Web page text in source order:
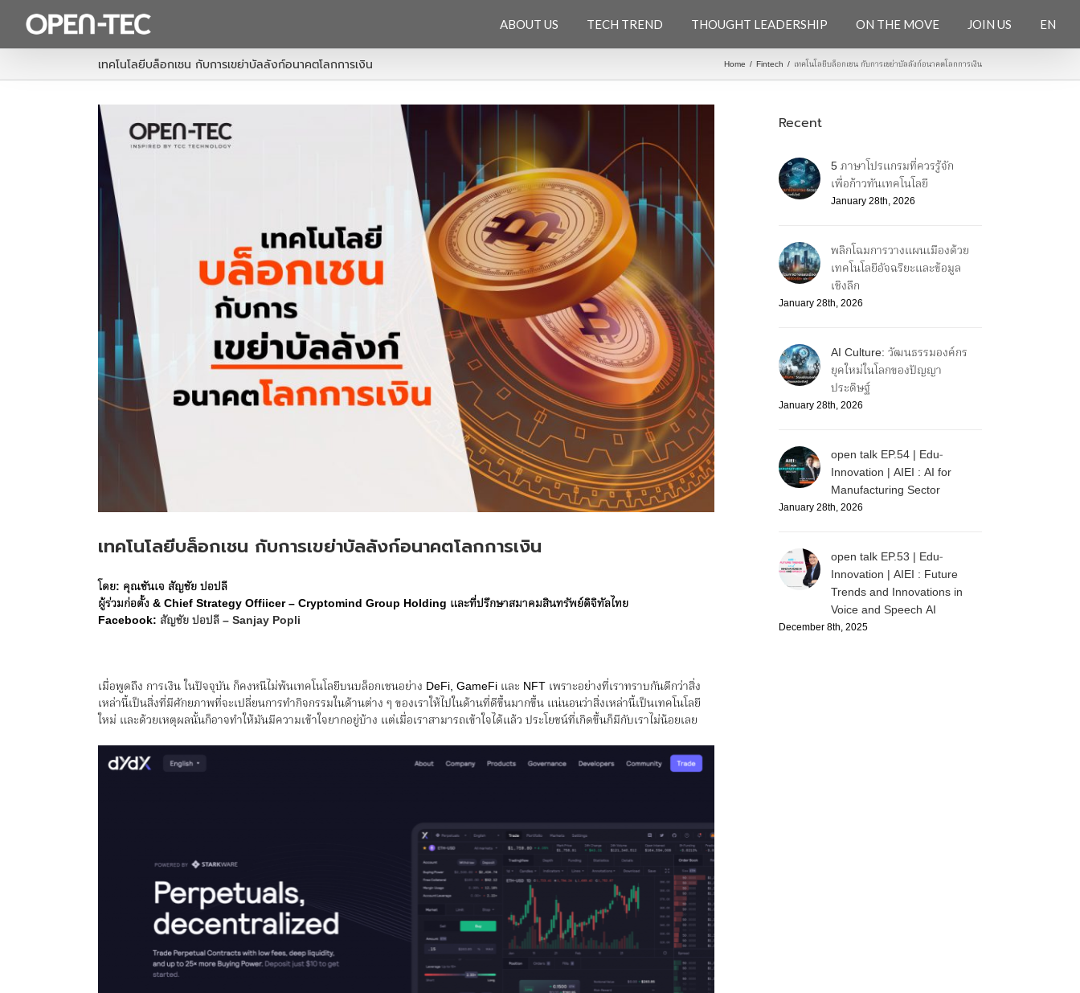
ABOUT US TECH TREND THOUGHT LEADERSHIP ON THE MOVE JOIN US EN
เทคโนโลยีบล็อกเชน กับการเขย่าบัลลังก์อนาคตโลกการเงิน Home / Fintech / เทคโนโลยีบล็อกเชน กับการเขย่าบัลลังก์อนาคตโลกการเงิน
เทคโนโลยีบล็อกเชน กับการเขย่าบัลลังก์อนาคตโลกการเงิน
โดย: คุณซันเจ สัญชัย ปอปลี
ผู้ร่วมก่อตั้ง & Chief Strategy Offiicer – Cryptomind Group Holding และที่ปรึกษาสมาคมสินทรัพย์ดิจิทัลไทย
Facebook: สัญชัย ปอปลี – Sanjay Popli
เมื่อพูดถึง การเงิน ในปัจจุบัน ก็คงหนีไม่พ้นเทคโนโลยีบนบล็อกเชนอย่าง DeFi, GameFi และ NFT เพราะอย่างที่เราทราบกันดีกว่าสิ่ง
เหล่านี้เป็นสิ่งที่มีศักยภาพที่จะเปลี่ยนการทำกิจกรรมในด้านต่าง ๆ ของเราให้ไปในด้านที่ดีขึ้นมากขึ้น แน่นอนว่าสิ่งเหล่านี้เป็นเทคโนโลยี
ใหม่ และด้วยเหตุผลนั้นก็อาจทำให้มันมีความเข้าใจยากอยู่บ้าง แต่เมื่อเราสามารถเข้าใจได้แล้ว ประโยชน์ที่เกิดขึ้นก็มีกับเราไม่น้อยเลย
Recent
5 ภาษาโปรแกรมที่ควรรู้จัก
เพื่อก้าวทันเทคโนโลยี
January 28th, 2026
พลิกโฉมการวางแผนเมืองด้วย
เทคโนโลยีอัจฉริยะและข้อมูล
เชิงลึก
January 28th, 2026
AI Culture: วัฒนธรรมองค์กร
ยุคใหม่ในโลกของปัญญา
ประดิษฐ์
January 28th, 2026
open talk EP.54 | Edu-
Innovation | AIEI : AI for
Manufacturing Sector
January 28th, 2026
open talk EP.53 | Edu-
Innovation | AIEI : Future
Trends and Innovations in
Voice and Speech AI
December 8th, 2025